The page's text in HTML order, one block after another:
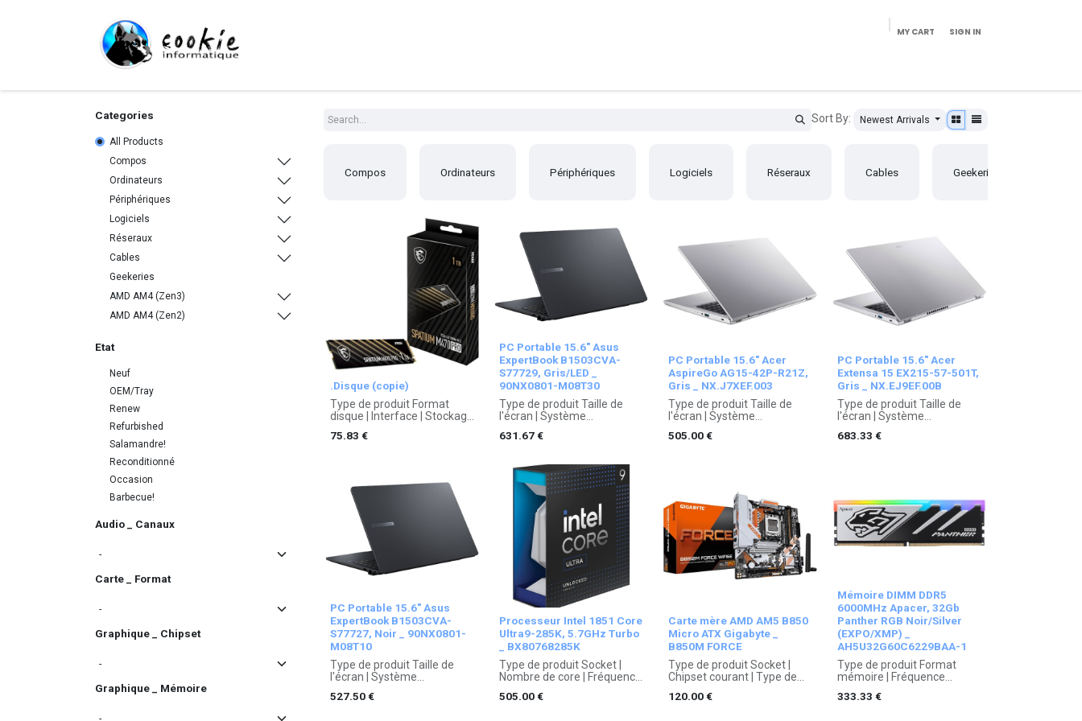
MY CART SIGN IN
Categories
All Products
Compos
Ordinateurs
Périphériques
Logiciels
Réseraux
Cables
Geekeries
AMD AM4 (Zen3)
AMD AM4 (Zen2)
Etat
Neuf
OEM/Tray
Renew
Refurbished
Salamandre!
Reconditionné
Occasion
Barbecue!
Audio _ Canaux
Carte _ Format
Graphique _ Chipset
Graphique _ Mémoire
Sort By: Newest Arrivals
Compos Ordinateurs Périphériques Logiciels Réseraux Cables Geekeries
.Disque (copie)
Type de produit Format
disque | Interface | Stockage
lecture | Dimensions, Poids
75.83 €
PC Portable 15.6" Asus
ExpertBook B1503CVA-
S77729, Gris/LED _
90NX0801-M08T30
Type de produit Taille de
l'écran | Système
processeur (Core /
mémoire | Type de carte
graphique | Stockage |
Lecteur / Graveur,
Connecteurs externe |
Norme réseau | Spécificités |
Batterie | Couleur |
Dimensions, Poids
Garantie 1 an constructeur.
631.67€
PC Portable 15.6" Acer
AspireGo AG15-42P-R21Z,
Gris _ NX.J7XEF.003
Type de produit Taille de
l'écran | Système
processeur (Core /
Connecteurs externe |
Norme réseau | Spécificités |
Batterie | Couleur |
Dimensions, Poids
Garantie 1 an constructeur.
505.00€
PC Portable 15.6" Acer
Extensa 15 EX215-57-501T,
Gris _ NX.EJ9EF.00B
Type de produit Taille de
l'écran | Système
processeur (Core /
Connecteurs externe |
Norme réseau | Spécificités |
Batterie | Couleur |
Dimensions, Poids
Garantie 1 an constructeur.
683.33 €
PC Portable 15.6" Asus
ExpertBook B1503CVA-
S77727, Noir _ 90NX0801-
M08T10
Type de produit Taille de
l'écran | Système
processeur (Core /
527.50€
Processeur Intel 1851 Core
Ultra9-285K, 5.7GHz Turbo
_ BX80768285K
Type de produit Socket |
Nombre de core | Fréquence
cache | Chipset graphique |
505.00€
Carte mère AMD AM5 B850
Micro ATX Gigabyte _
B850M FORCE
Type de produit Socket |
Chipset courant | Type de
graphique | Connecteurs
120.00€
Mémoire DIMM DDR5
6000MHz Apacer, 32Gb
Panther RGB Noir/Silver
(EXPO/XMP) _
AH5U32G60C6229BAA-1
Type de produit Format
mémoire | Fréquence
mémoire | Latence | Couleur
333.33 €